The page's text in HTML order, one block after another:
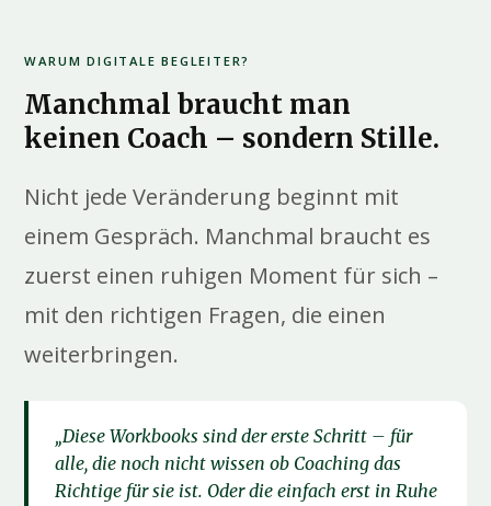
WARUM DIGITALE BEGLEITER?
Manchmal braucht man
keinen Coach – sondern Stille.
Nicht jede Veränderung beginnt mit
einem Gespräch. Manchmal braucht es
zuerst einen ruhigen Moment für sich –
mit den richtigen Fragen, die einen
weiterbringen.
„Diese Workbooks sind der erste Schritt – für
alle, die noch nicht wissen ob Coaching das
Richtige für sie ist. Oder die einfach erst in Ruhe